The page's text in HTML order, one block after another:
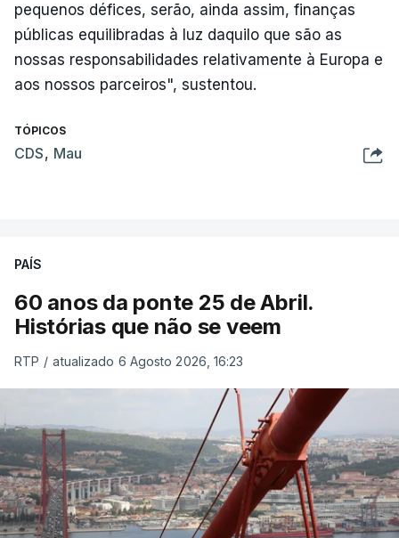
pequenos défices, serão, ainda assim, finanças
públicas equilibradas à luz daquilo que são as
nossas responsabilidades relativamente à Europa e
aos nossos parceiros", sustentou.
TÓPICOS
CDS, Mau
PAÍS
60 anos da ponte 25 de Abril.
Histórias que não se veem
RTP / atualizado 6 Agosto 2026, 16:23